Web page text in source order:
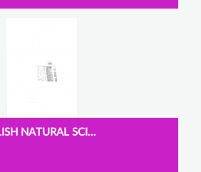
COMPUTER ENGLISH NATURAL SCIENCES